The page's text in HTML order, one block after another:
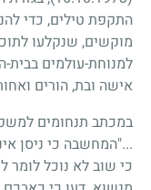
התקפת טילים, כדי
מוקשים, שנקלעו
למנוחת-עולמים
אישה ובת, הורים
במכתב תנחומים
..."המחשבה כי ניסן
כי שוב לא נוכל לומר